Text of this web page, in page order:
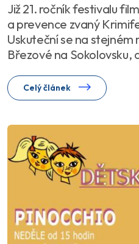
Již 21. ročník festivalu
a prevence zvaný
Uskuteční se na stejném
Březové na Sokolovsku,
Celý článek